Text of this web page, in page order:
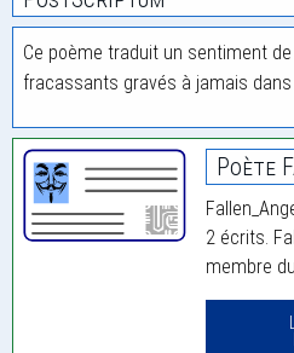
Ce poème traduit un sentiment
fracassants gravés à jamais dans
Poète
2 écrits.
membre